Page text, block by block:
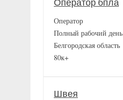
Оператор бпла
Оператор
Полный рабочий день
Белгородская область
80к+
Швея